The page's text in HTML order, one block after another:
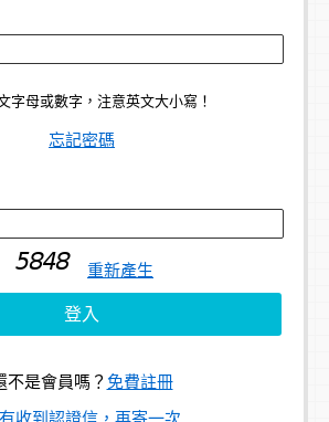
字母或數字，注意英文大小寫！
忘記密碼
重新產生
不是會員嗎？ 免費註冊
收到認證信，再寄一次